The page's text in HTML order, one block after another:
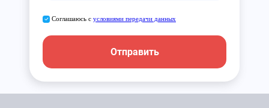
Соглашаюсь с условиями передачи данных
Отправить